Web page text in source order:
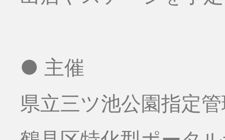
● 主催
県立三ツ池公園指定